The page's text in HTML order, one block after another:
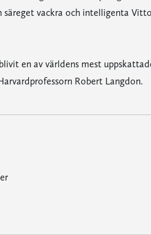
vackra och intelligenta
en av världens mest
Robert Langdon.